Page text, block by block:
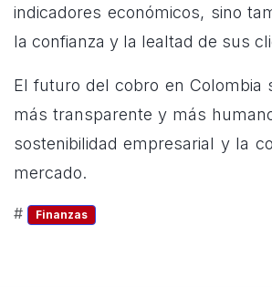
indicadores económicos, sino
la confianza y la lealtad de sus
El futuro del cobro en Colombia
más transparente y más
sostenibilidad empresarial y la
mercado.
# Finanzas